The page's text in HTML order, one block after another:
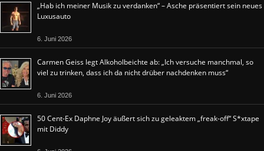
„Hab ich meiner Musik zu verdanken“ – Asche präsentiert sein neues
Luxusauto
6. Juni 2026
Carmen Geiss legt Alkoholbeichte ab: „Ich versuche manchmal, so
viel zu trinken, dass ich da nicht drüber nachdenken muss“
6. Juni 2026
50 Cent-Ex Daphne Joy äußert sich zu geleaktem „freak-off“ S*xtape
mit Diddy